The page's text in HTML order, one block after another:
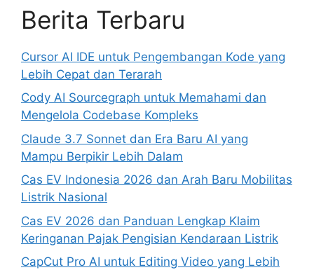
Berita Terbaru
Cursor AI IDE untuk Pengembangan Kode yang
Lebih Cepat dan Terarah
Cody AI Sourcegraph untuk Memahami dan
Mengelola Codebase Kompleks
Claude 3.7 Sonnet dan Era Baru AI yang
Mampu Berpikir Lebih Dalam
Cas EV Indonesia 2026 dan Arah Baru Mobilitas
Listrik Nasional
Cas EV 2026 dan Panduan Lengkap Klaim
Keringanan Pajak Pengisian Kendaraan Listrik
CapCut Pro AI untuk Editing Video yang Lebih